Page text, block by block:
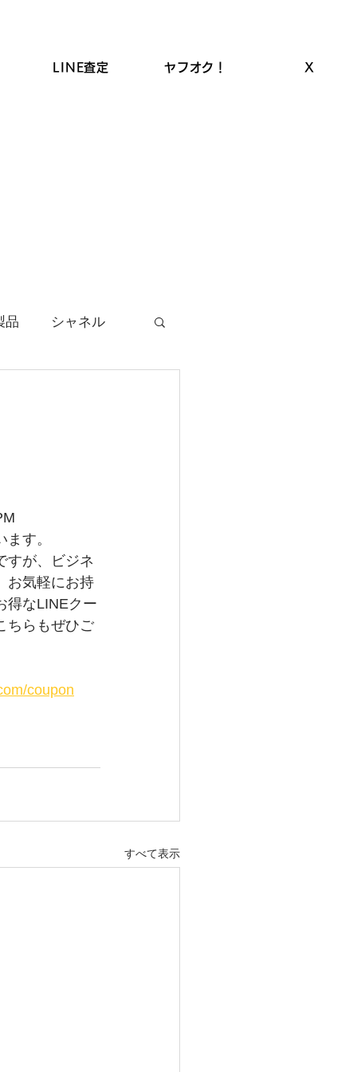
LINE査定 ヤフオク！ X
品 シャネル
グランドセイコー
す。
すが、ビジネ
お気軽にお持
得なLINEクー
ちらもぜひご
coupon
すべて表示